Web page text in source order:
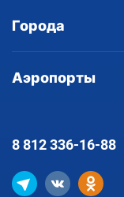
Города
Аэропорты
8 812336-16-88